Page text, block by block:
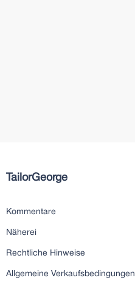
TailorGeorge
Kommentare
Näherei
Rechtliche Hinweise
Allgemeine Verkaufsbedingungen